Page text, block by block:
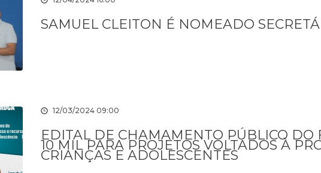
SAMUEL CLEITON É NOMEADO
12/03/2024 09:00
EDITAL DE CHAMAMENTO PÚBLICO DO
10 MIL PARA PROJETOS VOLTADOS À
CRIANÇAS E ADOLESCENTES